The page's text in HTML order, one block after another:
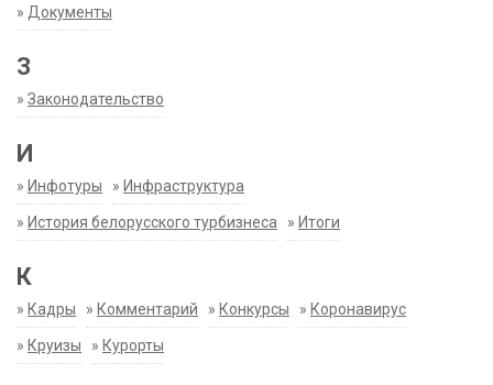
» Документы
З
» Законодательство
И
» Инфотуры » Инфраструктура
» История белорусского турбизнеса » Итоги
К
» Кадры » Комментарий » Конкурсы » Коронавирус
» Круизы » Курорты